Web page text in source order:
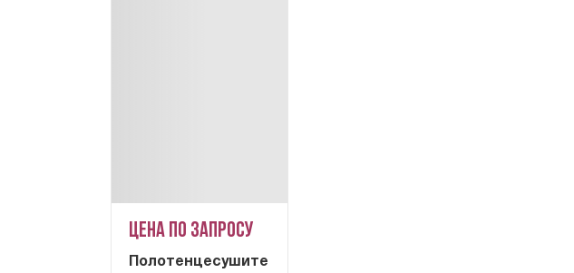
Цена по запросу
Полотенцесушите